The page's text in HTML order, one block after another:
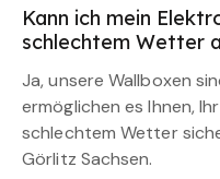
Kann ich mein
schlechtem Wetter
Ja, unsere Wallboxen
ermöglichen es Ihnen,
schlechtem Wetter
Görlitz Sachsen.